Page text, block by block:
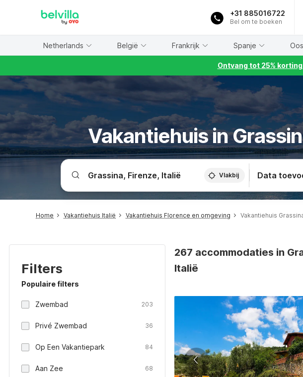
+31 885016722
Bel om te boeken
Netherlands België Frankrijk Spanje
Ontvang tot 25%
Vakantiehuis in
Vlakbij Data
Home Vakantiehuis Italië Vakantiehuis Florence en omgeving Vakantiehuis
Filters
Populaire filters
Zwembad 203
Privé Zwembad 36
Op Een Vakantiepark 84
Aan Zee 68
267 accommodaties in
Italië